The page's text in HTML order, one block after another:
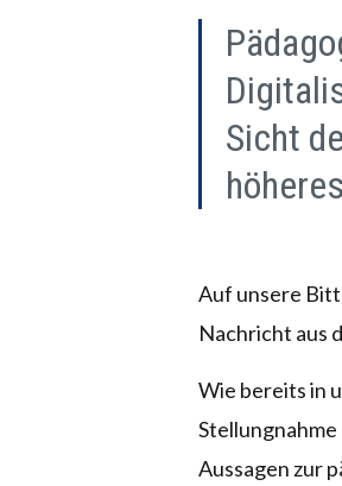
Sicht
Auf unsere
Nachricht aus
Wie bereits in
Aussagen zur